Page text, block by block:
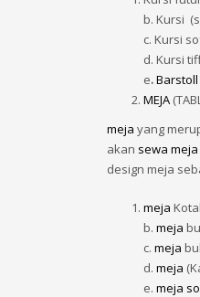
b. Kursi
c. Kursi
d. Kursi
e.Barstoll
MEJA
meja yang
akan sewa meja
design meja
meja
b. meja
c. meja
d. meja
e. meja